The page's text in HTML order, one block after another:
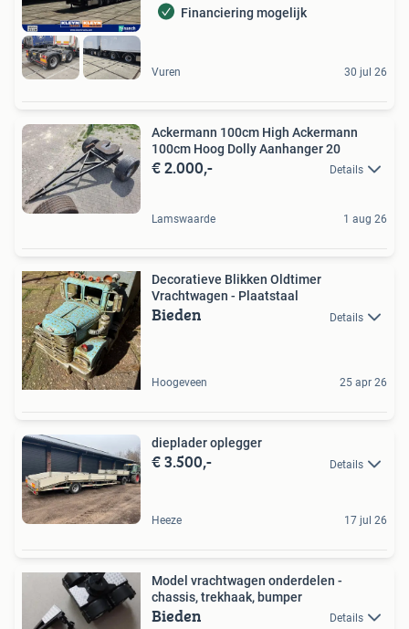
Financiering mogelijk
Vuren 30 jul 26
Ackermann 100cm High Ackermann
100cm Hoog Dolly Aanhanger 20
€ 2.000,- Details
Lamswaarde 1 aug 26
Decoratieve Blikken Oldtimer
Vrachtwagen - Plaatstaal
Bieden Details
Hoogeveen 25 apr 26
dieplader oplegger
€ 3.500,- Details
Heeze 17 jul 26
Model vrachtwagen onderdelen -
chassis, trekhaak, bumper
Bieden Details